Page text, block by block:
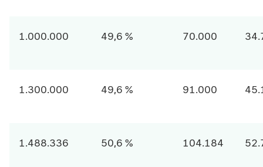
1.000.000 49,6 % 70.000
1.300.000 49,6 % 91.000
1.488.336 50,6 % 104.184